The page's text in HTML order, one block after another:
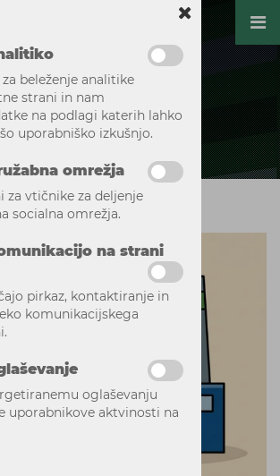
beleženje analitike
strani in nam
na podlagi katerih lahko
uporabniško izkušnjo.
omrežja
za vtičnike za deljenje
socialna omrežja.
na strani
pirkaz, kontaktiranje in
komunikacijskega
oglaševanju
uporabnikove aktvinosti na